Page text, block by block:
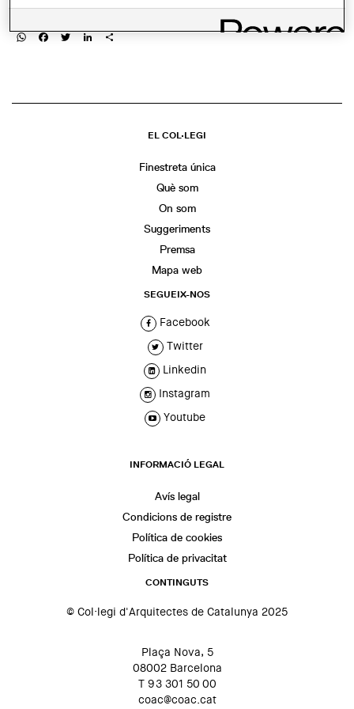
WhatsApp
Facebook
TwitterLinkedIn
Share
EL COL·LEGI
Finestreta única
Què som
On som
Suggeriments
Premsa
Mapa web
SEGUEIX-NOS
Facebook
Twitter
Linkedin
Instagram
Youtube
INFORMACIÓ LEGAL
Avís legal
Condicions de registre
Política de cookies
Política de privacitat
CONTINGUTS
© Col·legi d'Arquitectes de Catalunya 2025
Plaça Nova, 5
08002 Barcelona
T 93 301 50 00
coac@coac.cat